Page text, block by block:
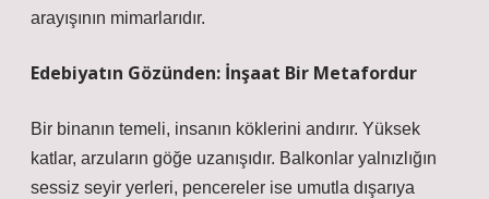
arayışının mimarlarıdır.
Edebiyatın Gözünden: İnşaat Bir Metafordur
Bir binanın temeli, insanın köklerini andırır. Yüksek
katlar, arzuların göğe uzanışıdır. Balkonlar yalnızlığın
sessiz seyir yerleri, pencereler ise umutla dışarıya